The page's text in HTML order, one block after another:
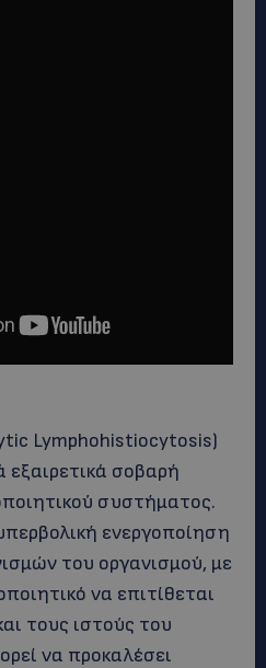
Lymphohistiocytosis)
εξαιρετικά σοβαρή
συστήματος.
ενεργοποίηση
του οργανισμού, με
να επιτίθεται
τους ιστούς του
να προκαλέσει